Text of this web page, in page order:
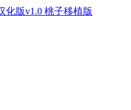
化版v1.0 桃子移植版